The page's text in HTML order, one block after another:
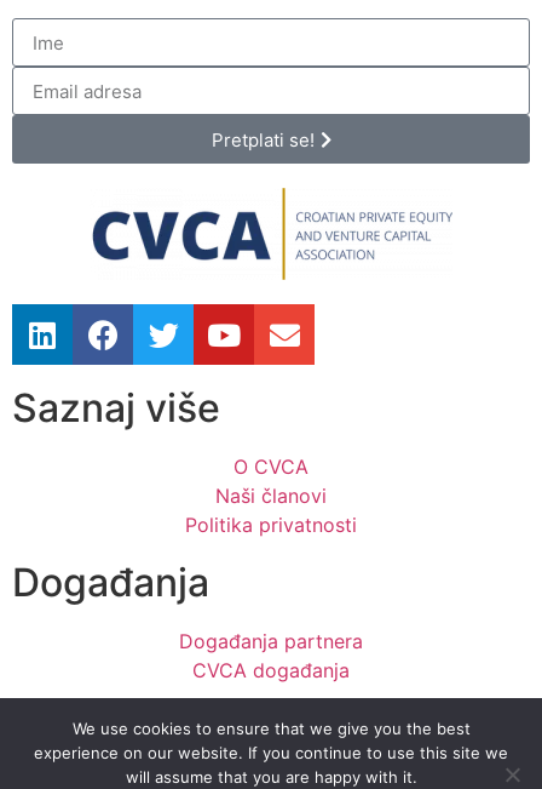
Pretplati se!
Saznaj više
O CVCA
Naši članovi
Politika privatnosti
Događanja
Događanja partnera
CVCA događanja
Kontakt
We use cookies to ensure that we give you the best
experience on our website. If you continue to use this site we
will assume that you are happy with it.